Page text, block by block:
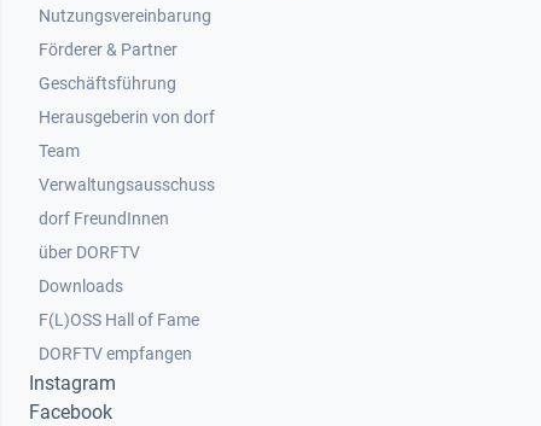
Nutzungsvereinbarung
Footer 2
Förderer & Partner
Geschäftsführung
Herausgeberin von dorf
Team
Verwaltungsausschuss
dorf FreundInnen
Footer 3
über DORFTV
Downloads
F(L)OSS Hall of Fame
Footer 4
DORFTV empfangen
Instagram
Facebook